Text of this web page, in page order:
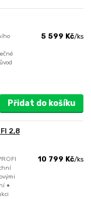
5 599 Kč/ks
Přidat do košíku
2,8
•
10 799 Kč/ks